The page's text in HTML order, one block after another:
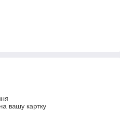
вашу картку